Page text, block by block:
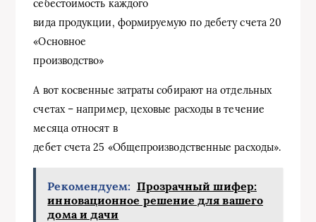
себестоимость каждого
вида продукции, формируемую по дебету счета 20
«Основное
производство»
А вот косвенные затраты собирают на отдельных
счетах – например, цеховые расходы в течение
месяца относят в
дебет счета 25 «Общепроизводственные расходы».
Рекомендуем: Прозрачный шифер:
инновационное решение для вашего
дома и дачи